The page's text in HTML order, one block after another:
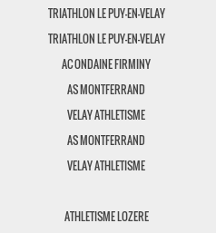
TRIATHLON LE PUY-EN-VELAY
TRIATHLON LE PUY-EN-VELAY
AC ONDAINE FIRMINY
AS MONTFERRAND
VELAY ATHLETISME
AS MONTFERRAND
VELAY ATHLETISME
ATHLETISME LOZERE